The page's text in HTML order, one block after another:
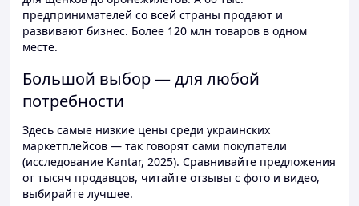
предпринимателей со всей страны продают и
развивают бизнес. Более 120 млн товаров в одном
месте.
Большой выбор — для любой
потребности
Здесь самые низкие цены среди украинских
маркетплейсов — так говорят сами покупатели
(исследование Kantar, 2025). Сравнивайте предложения
от тысяч продавцов, читайте отзывы с фото и видео,
выбирайте лучшее.